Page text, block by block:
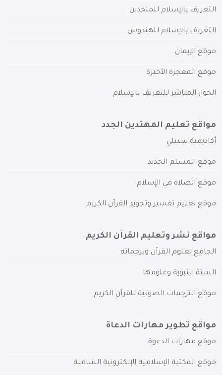
التعريف بالإسلام للملحدين
التعريف بالإسلام للهندوس
موقع الإيمان
موقع المعجزة الأخيرة
الحوار المباشر للتعريف بالإسلام
مواقع تعليم المهتدين الجدد
أكاديمية سبيلي
موقع المسلم الجديد
موقع الصلاة في الإسلام
موقع تعليم تفسير وتجويد القرآن الكريم
مواقع نشر وتعليم القرآن الكريم
الجامع لعلوم القرآن وترجماته
السنة النبوية وعلومها
موقع الترجمات الصوتية للقرآن الكريم
مواقع تطوير مهارات الدعاة
موقع مهارات الدعوة
موقع المكتبة الإسلامية الإلكترونية الشاملة